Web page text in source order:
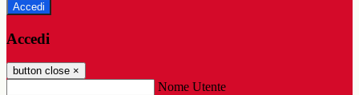
Accedi
Accedi
button close ×
Nome Utente